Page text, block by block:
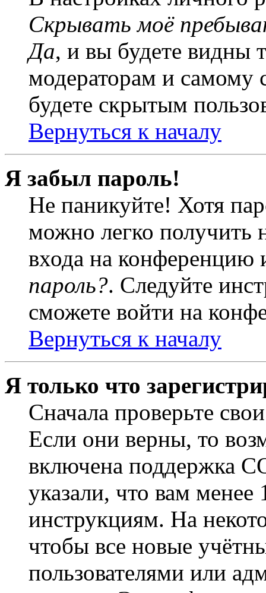
Скрывать моё
Да, и вы будете видны
модераторам и самому
будете скрытым
Вернуться к началу
Я забыл пароль!
Не паникуйте! Хотя
можно легко получить
входа на
пароль?. Следуйте
сможете войти на
Вернуться к началу
Я только что
Сначала проверьте
Если они верны, то
включена поддержка
указали, что вам
инструкциям. На
чтобы все новые
пользователями или